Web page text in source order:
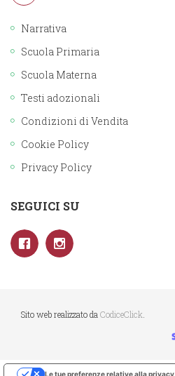
Narrativa
Scuola Primaria
Scuola Materna
Testi adozionali
Condizioni di Vendita
Cookie Policy
Privacy Policy
SEGUICI SU
Sito web realizzato da CodiceClick
Le tue preferenze relative alla privacy